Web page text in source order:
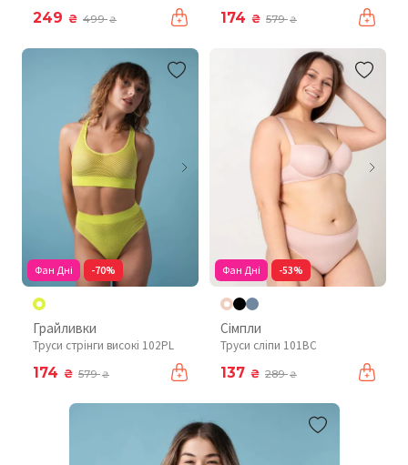
249 ₴ 499₴ 174 ₴ 579₴
Фан Дні -70%
Грайливки
Труси стрінги високі 102PL
174 ₴ 579₴
Фан Дні -53%
Сімпли
Труси сліпи 101BC
137 ₴ 289₴